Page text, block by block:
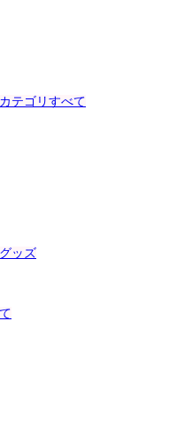
テゴリすべて
ッズ